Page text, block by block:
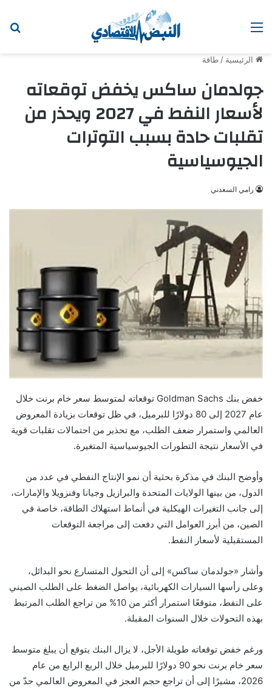
القائمة
الرئيسية / طاقة
جولدمان ساكس يخفض توقعاته
لأسعار النفط في 2027 ويحذر من
تقلبات حادة بسبب التوترات
الجيوسياسية
رامي السعدني
خفض بنك Goldman Sachs توقعاته لمتوسط سعر خام برنت خلال
عام 2027 إلى 80 دولارًا للبرميل، في ظل توقعات بزيادة المعروض
العالمي واستمرار ضعف الطلب، مع تحذير من احتمالات تقلبات قوية
في الأسعار نتيجة التطورات الجيوسياسية المتغيرة.
وأوضح البنك في مذكرة بحثية أن نمو الإنتاج النفطي في عدد من
الدول، من بينها الولايات المتحدة والبرازيل وجيانا وفنزويلا والإمارات،
إلى جانب التغيرات الهيكلية في أنماط استهلاك الطاقة، خاصة في
الصين، من أبرز العوامل التي دفعت إلى مراجعة التوقعات
المستقبلية لأسعار النفط.
وأشار «جولدمان ساكس» إلى أن التحول المتسارع نحو البدائل،
وعلى رأسها السيارات الكهربائية، يواصل الضغط على الطلب الصيني
على النفط، متوقعًا استمرار أكثر من 10% من تراجع الطلب المرتبط
بهذه التحولات خلال السنوات المقبلة.
ورغم خفض توقعاته طويلة الأجل، لا يزال البنك يتوقع أن يبلغ متوسط
سعر خام برنت نحو 90 دولارًا للبرميل خلال الربع الرابع من عام
2026، مشيرًا إلى أن تراجع حجم العجز في المعروض العالمي حدّ من